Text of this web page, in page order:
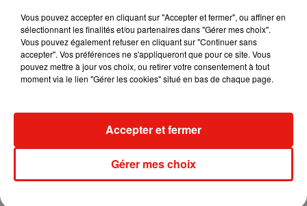
7 août 2026
Madonna sort enfin le remix de « Love
Vous pouvez accepter en cliquant sur "Accepter et fermer", ou affiner en
sélectionnant les finalités et/ou partenaires dans "Gérer mes choix".
Vous pouvez également refuser en cliquant sur "Continuer sans
accepter". Vos préférences ne s'appliqueront que pour ce site. Vous
pouvez mettre à jour vos choix, ou retirer votre consentement à tout
moment via le lien "Gérer les cookies" situé en bas de chaque page.
Gérer mes choix
Accepter et fermer